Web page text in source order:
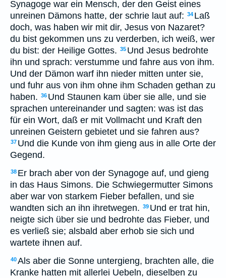
Synagoge war ein Mensch, der den Geist eines
unreinen Dämons hatte, der schrie laut auf: 34 Laß
doch, was haben wir mit dir, Jesus von Nazaret?
du bist gekommen uns zu verderben, ich weiß, wer
du bist: der Heilige Gottes. 35 Und Jesus bedrohte
ihn und sprach: verstumme und fahre aus von ihm.
Und der Dämon warf ihn nieder mitten unter sie,
und fuhr aus von ihm ohne ihm Schaden gethan zu
haben. 36 Und Staunen kam über sie alle, und sie
sprachen untereinander und sagten: was ist das
für ein Wort, daß er mit Vollmacht und Kraft den
unreinen Geistern gebietet und sie fahren aus?
37 Und die Kunde von ihm gieng aus in alle Orte der
Gegend.
38 Er brach aber von der Synagoge auf, und gieng
in das Haus Simons. Die Schwiegermutter Simons
aber war von starkem Fieber befallen, und sie
wandten sich an ihn ihretwegen. 39 Und er trat hin,
neigte sich über sie und bedrohte das Fieber, und
es verließ sie; alsbald aber erhob sie sich und
wartete ihnen auf.
40Als aber die Sonne untergieng, brachten alle, die
Kranke hatten mit allerlei Uebeln, dieselben zu